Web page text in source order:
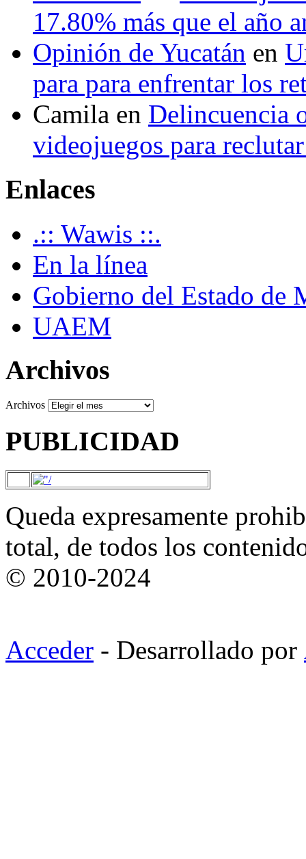
17.80% más que el año
Opinión de Yucatán en
para para enfrentar los
Camila en Delincuencia
videojuegos para
Enlaces
.:: Wawis ::.
En la línea
Gobierno del Estado de
UAEM
Archivos
Archivos
PUBLICIDAD
Queda expresamente
total, de todos los
© 2010-2024
Acceder - Desarrollado por